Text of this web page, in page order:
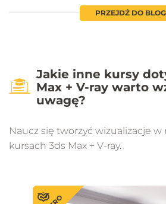
PRZEJDŹ DO
Jakie inne kursy
Max + V-ray warto
uwagę?
Naucz się tworzyć wizualizacje w
kursach 3ds Max + V-ray.